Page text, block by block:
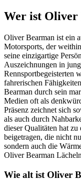
Wer ist Oliver
Oliver Bearman ist ein
Motorsports, der
seine einzigartige
Auszeichnungen in
Rennsportbegeisterten
fahrerischen
Bearman durch sein
Medien oft als
Präsenz zeichnet sich
als auch durch
dieser Qualitäten hat zu
beigetragen, die nicht
sondern auch die
Oliver Bearman
Wie alt ist Oliver